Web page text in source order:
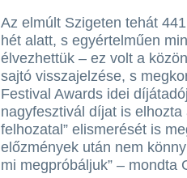
Az elmúlt Szigeten tehát
hét alatt, s egyértelműen
élvezhettük – ez volt a
sajtó visszajelzése, s
Festival Awards idei
nagyfesztivál díjat is
felhozatal” elismerését is
előzmények után nem
mi megpróbáljuk” – mondta